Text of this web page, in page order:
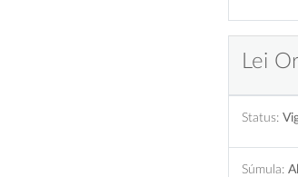
Lei
Status:
Súmula: